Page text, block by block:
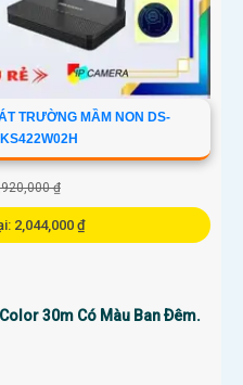
TRƯỜNG MẦM NON DS-
₫
2,044,000 ₫
30m Có Màu Ban Ðêm.